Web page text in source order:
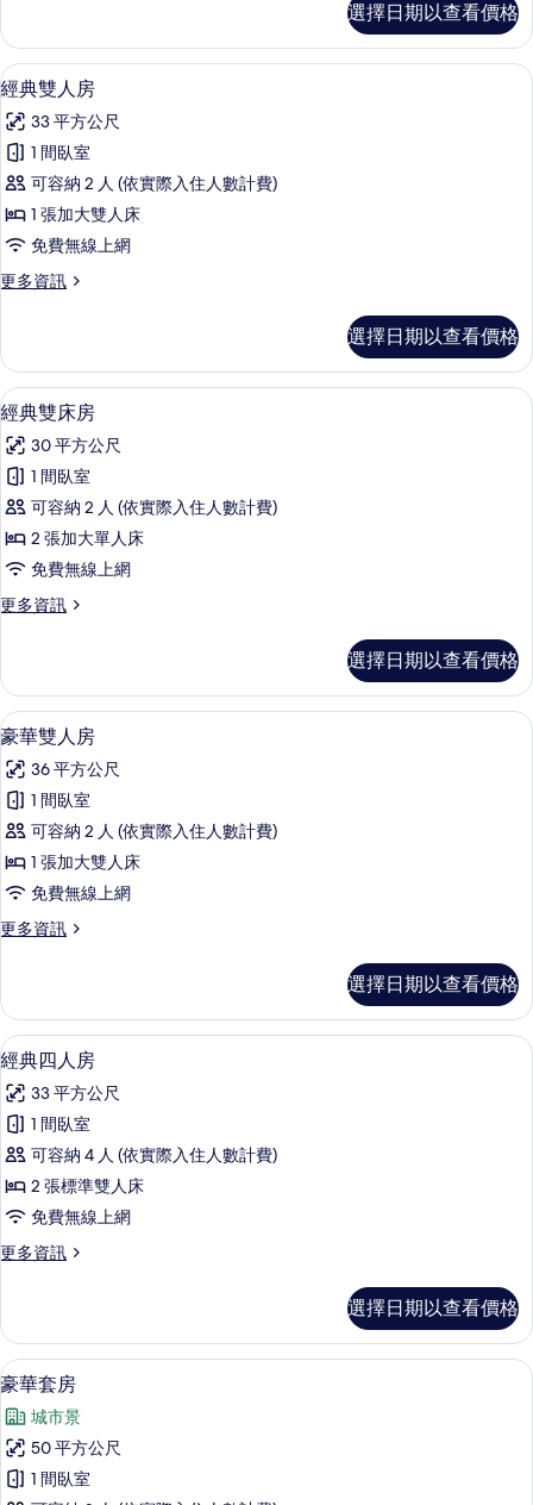
有
相
片
雙
人
房
詳
情
選擇日期以查看價格
顯
示
經
典
雙
人
的
有
相
片
經典雙人房 | 客房內保險箱、書桌、
8
經典雙人房
33 平方公尺
1 間臥室
可容納 2 人 (依實際入住人數計費)
1 張加大雙人床
免費無線上網
更多資訊
更
雙
人
房
詳
情
選擇日期以查看價格
顯
示
經
典
雙
床
的
有
相
片
經典雙床房 | 客房內保險箱、書桌、
11
經典雙床房
30 平方公尺
1 間臥室
可容納 2 人 (依實際入住人數計費)
2 張加大單人床
免費無線上網
更多資訊
更
雙
床
房
詳
情
選擇日期以查看價格
顯
示
豪
華
雙
人
的
有
相
片
豪華雙人房 | 客房內保險箱、書桌、
11
豪華雙人房
36 平方公尺
1 間臥室
可容納 2 人 (依實際入住人數計費)
1 張加大雙人床
免費無線上網
更多資訊
更
雙
人
房
詳
情
選擇日期以查看價格
顯
示
經
典
四
人
的
有
相
片
經典四人房 | 客房內保險箱、書桌、
8
經典四人房
33 平方公尺
1 間臥室
可容納 4 人 (依實際入住人數計費)
2 張標準雙人床
免費無線上網
更多資訊
更
四
人
房
詳
情
選擇日期以查看價格
顯
示
豪
華
套
10
豪華套房
城市景
50 平方公尺
1 間臥室